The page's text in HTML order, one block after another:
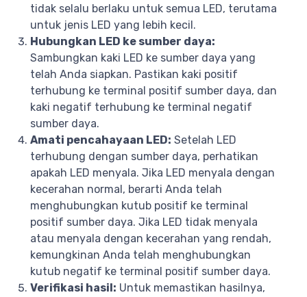
tidak selalu berlaku untuk semua LED, terutama
untuk jenis LED yang lebih kecil.
Hubungkan LED ke sumber daya:
Sambungkan kaki LED ke sumber daya yang
telah Anda siapkan. Pastikan kaki positif
terhubung ke terminal positif sumber daya, dan
kaki negatif terhubung ke terminal negatif
sumber daya.
Amati pencahayaan LED: Setelah LED
terhubung dengan sumber daya, perhatikan
apakah LED menyala. Jika LED menyala dengan
kecerahan normal, berarti Anda telah
menghubungkan kutub positif ke terminal
positif sumber daya. Jika LED tidak menyala
atau menyala dengan kecerahan yang rendah,
kemungkinan Anda telah menghubungkan
kutub negatif ke terminal positif sumber daya.
Verifikasi hasil: Untuk memastikan hasilnya,